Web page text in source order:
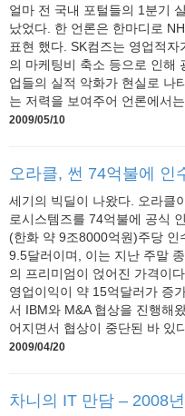
얼마 전 국내 포털들의 1분기
났었다. 한 언론은 한마디로
표현 했다. SK컴즈는 영업적
의 마케팅비 축소 등으로 인해
업들의 실적 악화가 현실로 나
는 저력을 보여주어 언론에서
2009/05/10
오라클, 썬 74억불에 인
세기의 빅딜이 나왔다. 오라클
로시스템즈를 74억불에 공식
(한화 약 9조8000억원)주당 인
9.5달러이며, 이는 지난 주말
의 프리미엄이 얹어진 가격이
영업이익이 약 15억달러가 증
서 IBM와 M&A 협상을 진행해
어지면서 협상이 중단된 바 있
2009/04/20
차니의 IT 만담 – 2008